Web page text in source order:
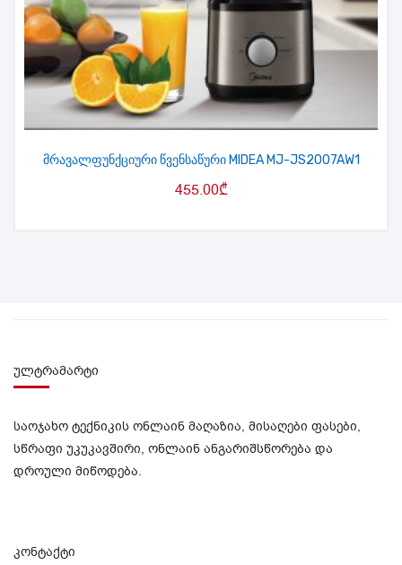
მრავალფუნქციური წვენსაწური MIDEA MJ-JS2007AW1
455.00₾
ულტრამარტი
საოჯახო ტექნიკის ონლაინ მაღაზია, მისაღები ფასები,
სწრაფი უკუკავშირი, ონლაინ ანგარიშსწორება და
დროული მიწოდება.
კონტაქტი